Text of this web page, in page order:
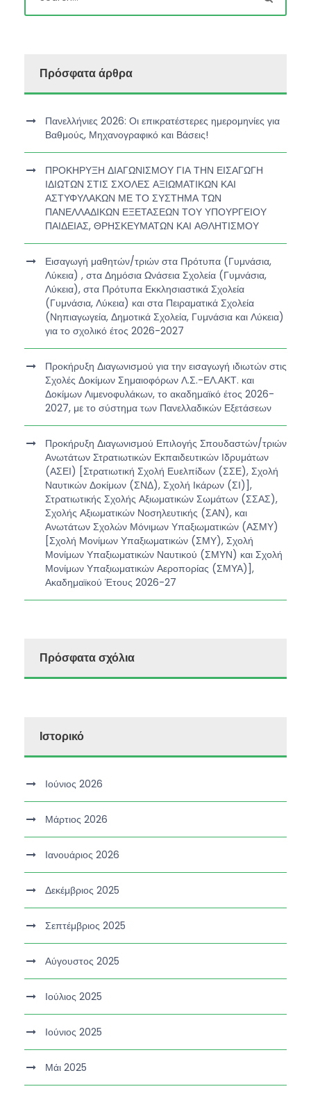
Πρόσφατα άρθρα
Πανελλήνιες 2026: Οι επικρατέστερες ημερομηνίες για
Βαθμούς, Μηχανογραφικό και Βάσεις!
ΠΡΟΚΗΡΥΞΗ ΔΙΑΓΩΝΙΣΜΟΥ ΓΙΑ ΤΗΝ ΕΙΣΑΓΩΓΗ
ΙΔΙΩΤΩΝ ΣΤΙΣ ΣΧΟΛΕΣ ΑΞΙΩΜΑΤΙΚΩΝ ΚΑΙ
ΑΣΤΥΦΥΛΑΚΩΝ ΜΕ ΤΟ ΣΥΣΤΗΜΑ ΤΩΝ
ΠΑΝΕΛΛΑΔΙΚΩΝ ΕΞΕΤΑΣΕΩΝ ΤΟΥ ΥΠΟΥΡΓΕΙΟΥ
ΠΑΙΔΕΙΑΣ, ΘΡΗΣΚΕΥΜΑΤΩΝ ΚΑΙ ΑΘΛΗΤΙΣΜΟΥ
Εισαγωγή μαθητών/τριών στα Πρότυπα (Γυμνάσια,
Λύκεια) , στα Δημόσια Ωνάσεια Σχολεία (Γυμνάσια,
Λύκεια), στα Πρότυπα Εκκλησιαστικά Σχολεία
(Γυμνάσια, Λύκεια) και στα Πειραματικά Σχολεία
(Νηπιαγωγεία, Δημοτικά Σχολεία, Γυμνάσια και Λύκεια)
για το σχολικό έτος 2026-2027
Προκήρυξη Διαγωνισμού για την εισαγωγή ιδιωτών στις
Σχολές Δοκίμων Σημαιοφόρων Λ.Σ.-ΕΛ.ΑΚΤ. και
Δοκίμων Λιμενοφυλάκων, το ακαδημαϊκό έτος 2026-
2027, με το σύστημα των Πανελλαδικών Εξετάσεων
Προκήρυξη Διαγωνισμού Επιλογής Σπουδαστών/τριών
Ανωτάτων Στρατιωτικών Εκπαιδευτικών Ιδρυμάτων
(ΑΣΕΙ) [Στρατιωτική Σχολή Ευελπίδων (ΣΣΕ), Σχολή
Ναυτικών Δοκίμων (ΣΝΔ), Σχολή Ικάρων (ΣΙ)],
Στρατιωτικής Σχολής Αξιωματικών Σωμάτων (ΣΣΑΣ),
Σχολής Αξιωματικών Νοσηλευτικής (ΣΑΝ), και
Ανωτάτων Σχολών Μόνιμων Υπαξιωματικών (ΑΣΜΥ)
[Σχολή Μονίμων Υπαξιωματικών (ΣΜΥ), Σχολή
Μονίμων Υπαξιωματικών Ναυτικού (ΣΜΥΝ) και Σχολή
Μονίμων Υπαξιωματικών Αεροπορίας (ΣΜΥΑ)],
Ακαδημαϊκού Έτους 2026-27
Πρόσφατα σχόλια
Ιστορικό
Ιούνιος 2026
Μάρτιος 2026
Ιανουάριος 2026
Δεκέμβριος 2025
Σεπτέμβριος 2025
Αύγουστος 2025
Ιούλιος 2025
Ιούνιος 2025
Μάι 2025